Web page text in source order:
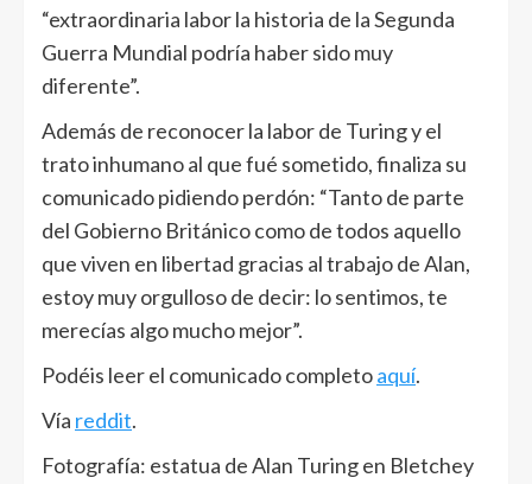
“extraordinaria labor la historia de la Segunda
Guerra Mundial podría haber sido muy
diferente”.
Además de reconocer la labor de Turing y el
trato inhumano al que fué sometido, finaliza su
comunicado pidiendo perdón: “Tanto de parte
del Gobierno Británico como de todos aquello
que viven en libertad gracias al trabajo de Alan,
estoy muy orgulloso de decir: lo sentimos, te
merecías algo mucho mejor”.
Podéis leer el comunicado completoaquí.
Vía reddit.
Fotografía: estatua de Alan Turing en Bletchey